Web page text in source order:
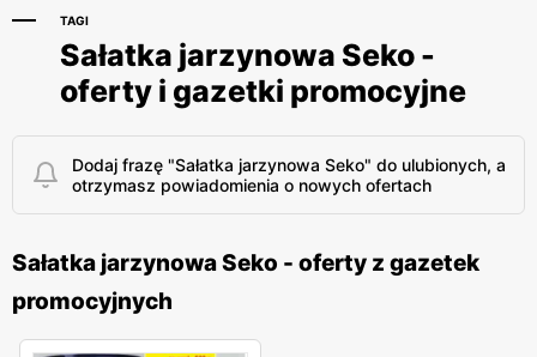
TAGI
Sałatka jarzynowa Seko -
oferty i gazetki promocyjne
Dodaj frazę "Sałatka jarzynowa Seko" do ulubionych, a
otrzymasz powiadomienia o nowych ofertach
Sałatka jarzynowa Seko - oferty z gazetek
promocyjnych